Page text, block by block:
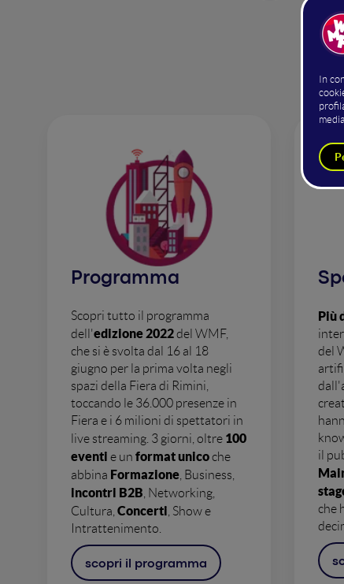
Programma
Scopri tutto il programma
dell'edizione 2022del WMF,
che si è svolta dal 16 al 18
giugno per la prima volta negli
spazi della Fiera di Rimini,
toccando le 36.000 presenze in
Fiera e i 6 milioni di spettatori in
live streaming. 3 giorni, oltre 100
eventi e un format unicoche
abbina Formazione , Business,
incontri B2B , Networking,
Cultura, Concerti , Show e
Intrattenimento.
scopri il programma
Più
del
il
che